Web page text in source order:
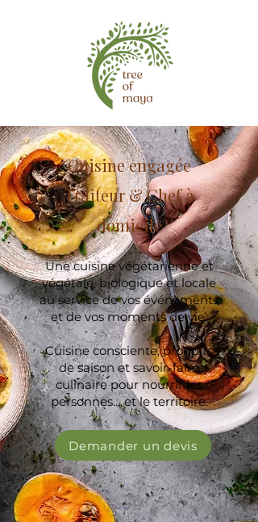
Cuisine engagée
Traiteur & Chef à
domicile​
Une cuisine végétarienne et
végétale, biologique et locale
au service de vos événements
et de vos moments de vie.
Cuisine consciente, produits
de saison et savoir-faire
culinaire pour nourrir les
personnes… et le territoire.
Demander un devis